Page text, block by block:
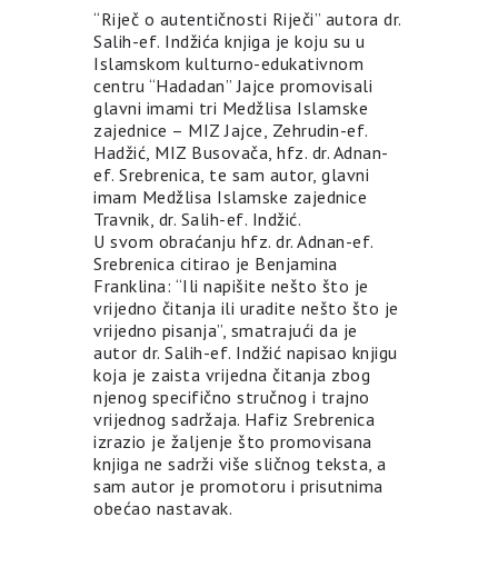
“Riječ o autentičnosti Riječi” autora dr.
Salih-ef. Indžića knjiga je koju su u
Islamskom kulturno-edukativnom
centru “Hadadan” Jajce promovisali
glavni imami tri Medžlisa Islamske
zajednice – MIZ Jajce, Zehrudin-ef.
Hadžić, MIZ Busovača, hfz. dr. Adnan-
ef. Srebrenica, te sam autor, glavni
imam Medžlisa Islamske zajednice
Travnik, dr. Salih-ef. Indžić.
U svom obraćanju hfz. dr. Adnan-ef.
Srebrenica citirao je Benjamina
Franklina: “Ili napišite nešto što je
vrijedno čitanja ili uradite nešto što je
vrijedno pisanja”, smatrajući da je
autor dr. Salih-ef. Indžić napisao knjigu
koja je zaista vrijedna čitanja zbog
njenog specifično stručnog i trajno
vrijednog sadržaja. Hafiz Srebrenica
izrazio je žaljenje što promovisana
knjiga ne sadrži više sličnog teksta, a
sam autor je promotoru i prisutnima
obećao nastavak.